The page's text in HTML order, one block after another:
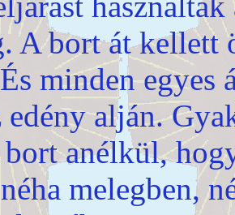
A bort át
minden egyes
edény alján.
anélkül,
melegben,